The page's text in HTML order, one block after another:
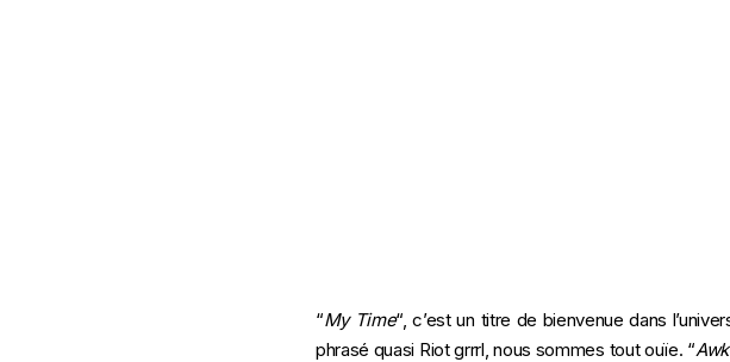
“My Time“, c’est un titre de bienvenue dans
phrasé quasi Riot grrrl, nous sommes tout ouïe. “